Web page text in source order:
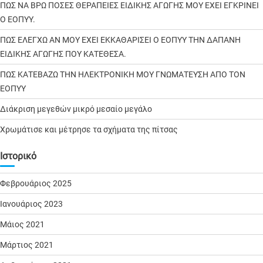
ΠΩΣ ΝΑ ΒΡΩ ΠΟΣΕΣ ΘΕΡΑΠΕΙΕΣ ΕΙΔΙΚΗΣ ΑΓΩΓΗΣ ΜΟΥ ΕΧΕΙ ΕΓΚΡΙΝΕΙ
Ο ΕΟΠΥΥ.
ΠΩΣ ΕΛΕΓΧΩ ΑΝ ΜΟΥ ΕΧΕΙ ΕΚΚΑΘΑΡΙΣΕΙ Ο ΕΟΠΥΥ ΤΗΝ ΔΑΠΑΝΗ
ΕΙΔΙΚΗΣ ΑΓΩΓΗΣ ΠΟΥ ΚΑΤΕΘΕΣΑ.
ΠΩΣ ΚΑΤΕΒΑΖΩ ΤΗΝ ΗΛΕΚΤΡΟΝΙΚΗ ΜΟΥ ΓΝΩΜΑΤΕΥΣΗ ΑΠΟ ΤΟΝ
ΕΟΠΥΥ
Διάκριση μεγεθών μικρό μεσαίο μεγάλο
Χρωμάτισε και μέτρησε τα σχήματα της πίτσας
Ιστορικό
Φεβρουάριος 2025
Ιανουάριος 2023
Μάιος 2021
Μάρτιος 2021